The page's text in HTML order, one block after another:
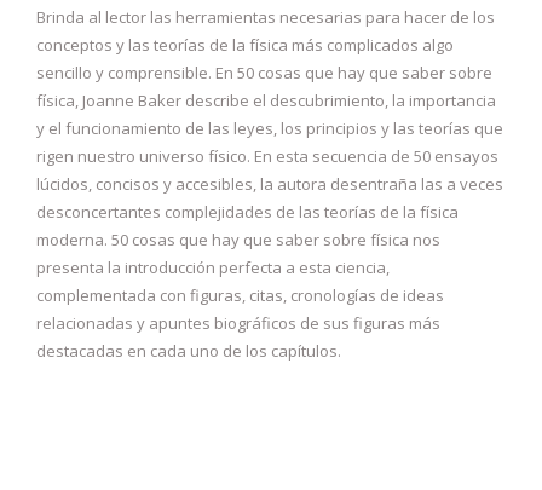
Brinda al lector las herramientas necesarias para hacer de los
conceptos y las teorías de la física más complicados algo
sencillo y comprensible. En 50 cosas que hay que saber sobre
física, Joanne Baker describe el descubrimiento, la importancia
y el funcionamiento de las leyes, los principios y las teorías que
rigen nuestro universo físico. En esta secuencia de 50 ensayos
lúcidos, concisos y accesibles, la autora desentraña las a veces
desconcertantes complejidades de las teorías de la física
moderna. 50 cosas que hay que saber sobre física nos
presenta la introducción perfecta a esta ciencia,
complementada con figuras, citas, cronologías de ideas
relacionadas y apuntes biográficos de sus figuras más
destacadas en cada uno de los capítulos.